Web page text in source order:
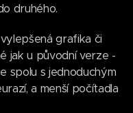
druhého.
grafika či
jak u původní verze -
spolu s jednoduchým
a menší počítadla